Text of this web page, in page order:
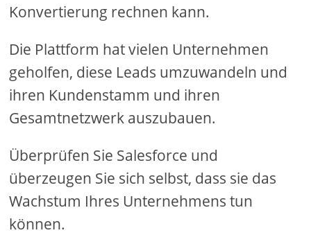
Konvertierung rechnen kann.
Die Plattform hat vielen Unternehmen
geholfen, diese Leads umzuwandeln und
ihren Kundenstamm und ihren
Gesamtnetzwerk auszubauen.
Überprüfen Sie Salesforce und
überzeugen Sie sich selbst, dass sie das
Wachstum Ihres Unternehmens tun
können.